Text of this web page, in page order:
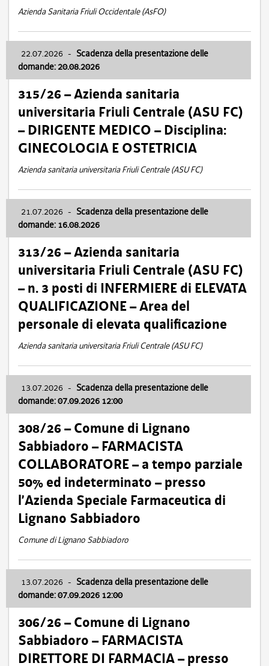
Azienda Sanitaria Friuli Occidentale (AsFO)
22.07.2026 - Scadenza della presentazione delle
domande: 20.08.2026
315/26 – Azienda sanitaria
universitaria Friuli Centrale (ASU FC)
– DIRIGENTE MEDICO – Disciplina:
GINECOLOGIA E OSTETRICIA
Azienda sanitaria universitaria Friuli Centrale (ASU FC)
21.07.2026 - Scadenza della presentazione delle
domande: 16.08.2026
313/26 – Azienda sanitaria
universitaria Friuli Centrale (ASU FC)
– n. 3 posti di INFERMIERE di ELEVATA
QUALIFICAZIONE – Area del
personale di elevata qualificazione
Azienda sanitaria universitaria Friuli Centrale (ASU FC)
13.07.2026 - Scadenza della presentazione delle
domande: 07.09.2026 12:00
308/26 – Comune di Lignano
Sabbiadoro – FARMACISTA
COLLABORATORE – a tempo parziale
50% ed indeterminato – presso
l’Azienda Speciale Farmaceutica di
Lignano Sabbiadoro
Comune di Lignano Sabbiadoro
13.07.2026 - Scadenza della presentazione delle
domande: 07.09.2026 12:00
306/26 – Comune di Lignano
Sabbiadoro – FARMACISTA
DIRETTORE DI FARMACIA – presso